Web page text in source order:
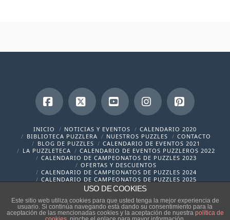
Facebook
X YouTubeInstagramPinterest
INICIO NOTICIAS Y EVENTOS
CALENDARIO 2020
BIBLIOTECA PUZZLERA
NUESTROS PUZZLES
CONTACTO
BLOG DE PUZZLES
CALENDARIO DE EVENTOS 2021
LA PUZZLETECA
CALENDARIO DE EVENTOS PUZZLEROS 2022
CALENDARIO DE CAMPEONATOS DE PUZZLES 2023
OFERTAS Y DESCUENTOS
CALENDARIO DE CAMPEONATOS DE PUZZLES 2024
CALENDARIO DE CAMPEONATOS DE PUZZLES 2025
contacto@cronicaspuzzleras.com
USO DE COOKIES
Este sitio web utiliza cookies para que usted tenga la mejor experiencia de
usuario. Si continúa navegando está dando su consentimiento para la
aceptación de las mencionadas cookies y la aceptación de nuestra política de